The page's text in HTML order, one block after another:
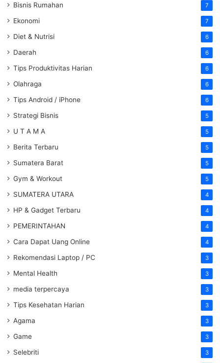
Bisnis Rumahan 7
Ekonomi 7
Diet & Nutrisi 6
Daerah 6
Tips Produktivitas Harian 6
Olahraga 6
Tips Android / iPhone 6
Strategi Bisnis 5
U T A M A 5
Berita Terbaru 5
Sumatera Barat 5
Gym & Workout 5
SUMATERA UTARA 4
HP & Gadget Terbaru 4
PEMERINTAHAN 4
Cara Dapat Uang Online 4
Rekomendasi Laptop / PC 3
Mental Health 3
media terpercaya 3
Tips Kesehatan Harian 3
Agama 3
Game 3
Selebriti 3